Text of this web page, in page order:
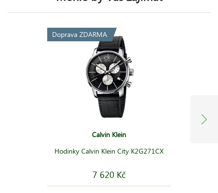
Doprava ZDARMA
Calvin Klein
Hodinky Calvin Klein City K2G271CX
7 620 Kč